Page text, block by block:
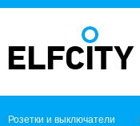
Розетки и выключатели